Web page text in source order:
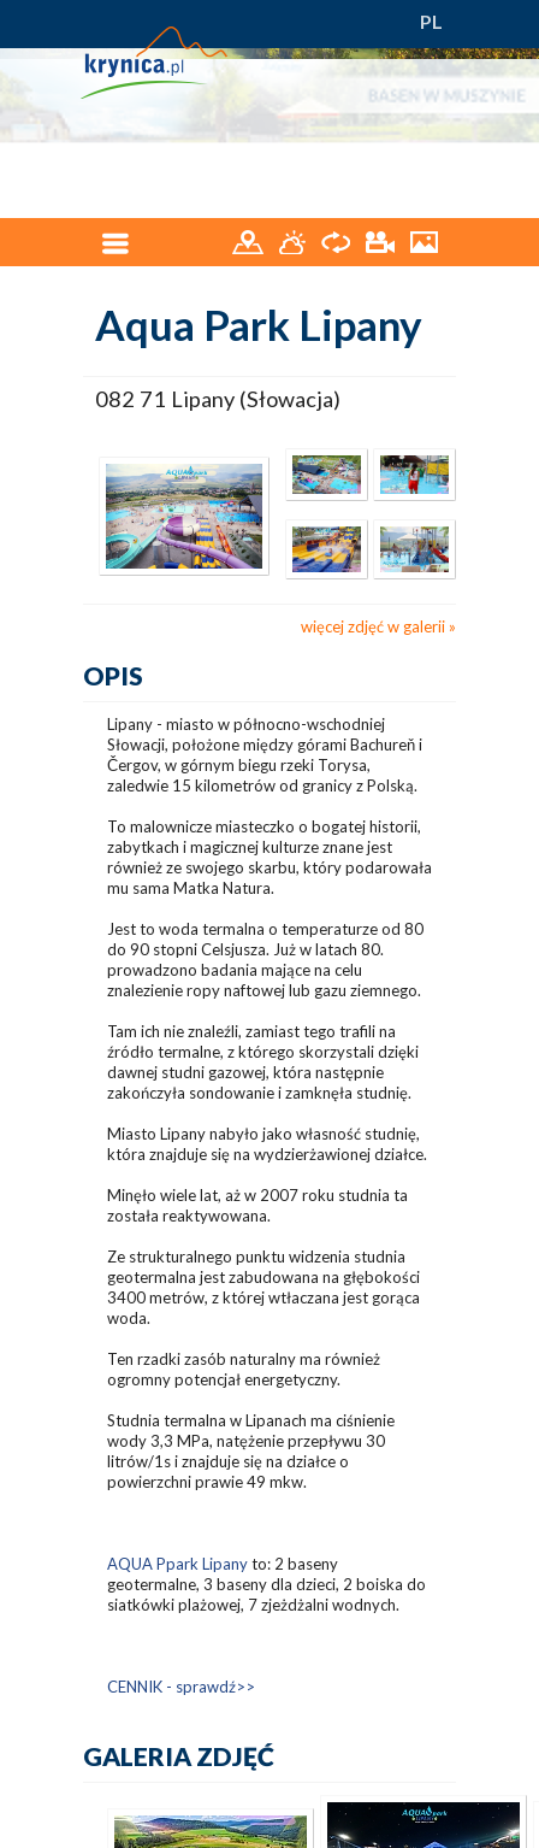
PL
Aqua Park Lipany
082 71 Lipany (Słowacja)
więcej zdjęć w galerii
OPIS
Lipany - miasto w północno-wschodniej
Słowacji, położone między górami Bachureň i
Čergov, w górnym biegu rzeki Torysa,
zaledwie 15 kilometrów od granicy z Polską.
To malownicze miasteczko o bogatej historii,
zabytkach i magicznej kulturze znane jest
również ze swojego skarbu, który podarowała
mu sama Matka Natura.
Jest to woda termalna o temperaturze od 80
do 90 stopni Celsjusza. Już w latach 80.
prowadzono badania mające na celu
znalezienie ropy naftowej lub gazu ziemnego.
Tam ich nie znaleźli, zamiast tego trafili na
źródło termalne, z którego skorzystali dzięki
dawnej studni gazowej, która następnie
zakończyła sondowanie i zamknęła studnię.
Miasto Lipany nabyło jako własność studnię,
która znajduje się na wydzierżawionej działce.
Minęło wiele lat, aż w 2007 roku studnia ta
została reaktywowana.
Ze strukturalnego punktu widzenia studnia
geotermalna jest zabudowana na głębokości
3400 metrów, z której wtłaczana jest gorąca
woda.
Ten rzadki zasób naturalny ma również
ogromny potencjał energetyczny.
Studnia termalna w Lipanach ma ciśnienie
wody 3,3 MPa, natężenie przepływu 30
litrów/1s i znajduje się na działce o
powierzchni prawie 49 mkw.
AQUA Ppark Lipanyto: 2 baseny
geotermalne, 3 baseny dla dzieci, 2 boiska do
siatkówki plażowej, 7 zjeżdżalni wodnych.
CENNIK - sprawdź>>
GALERIA ZDJĘĆ